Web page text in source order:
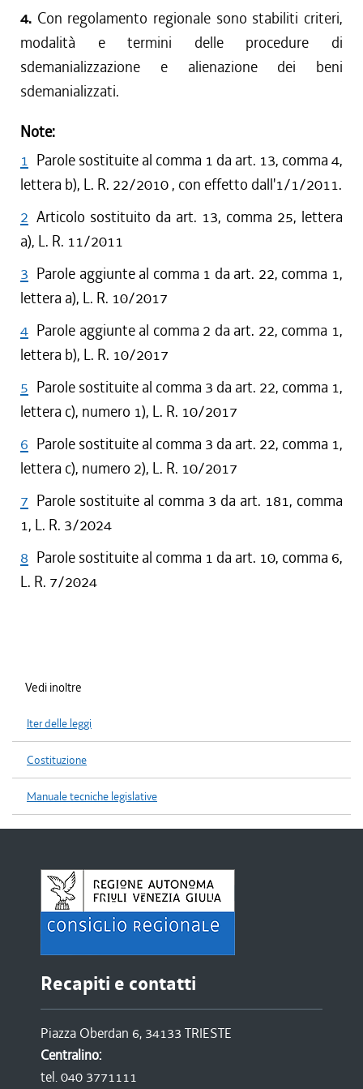
4. Con regolamento regionale sono stabiliti criteri,
modalità e termini delle procedure di
sdemanializzazione e alienazione dei beni
sdemanializzati.
Note:
1 Parole sostituite al comma 1 da art. 13, comma 4,
lettera b), L. R. 22/2010 , con effetto dall'1/1/2011.
2 Articolo sostituito da art. 13, comma 25, lettera
a), L. R. 11/2011
3 Parole aggiunte al comma 1 da art. 22, comma 1,
lettera a), L. R. 10/2017
4 Parole aggiunte al comma 2 da art. 22, comma 1,
lettera b), L. R. 10/2017
5 Parole sostituite al comma 3 da art. 22, comma 1,
lettera c), numero 1), L. R. 10/2017
6 Parole sostituite al comma 3 da art. 22, comma 1,
lettera c), numero 2), L. R. 10/2017
7 Parole sostituite al comma 3 da art. 181, comma
1, L. R. 3/2024
8 Parole sostituite al comma 1 da art. 10, comma 6,
L. R. 7/2024
Vedi inoltre
Iter delle leggi
Costituzione
Manuale tecniche legislative
Recapiti e contatti
Piazza Oberdan 6, 34133 TRIESTE
Centralino:
tel. 040 3771111